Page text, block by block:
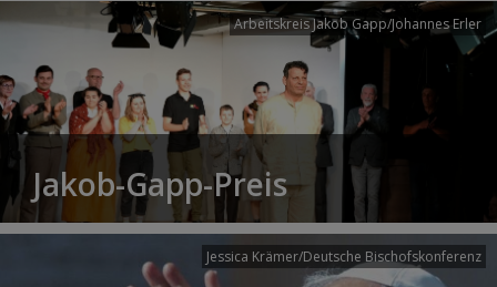
Arbeitskreis Jakob Gapp/Johannes Erler
Jakob-Gapp-Preis
Jessica Krämer/Deutsche Bischofskonferenz